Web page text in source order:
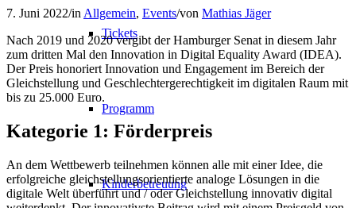
Tickets
Programm
Kinderbetreuung
7. Juni 2022/in Allgemein, Events/von Mathias Jäger
Nach 2019 und 2020 vergibt der Hamburger Senat in diesem Jahr
zum dritten Mal den Innovation in Digital Equality Award (IDEA).
Der Preis honoriert Innovation und Engagement im Bereich der
Gleichstellung und Geschlechtergerechtigkeit im digitalen Raum mit
bis zu 25.000 Euro.
Kategorie 1: Förderpreis
An dem Wettbewerb teilnehmen können alle mit einer Idee, die
erfolgreiche gleichstellungsorientierte analoge Lösungen in die
digitale Welt überführt und / oder Gleichstellung innovativ digital